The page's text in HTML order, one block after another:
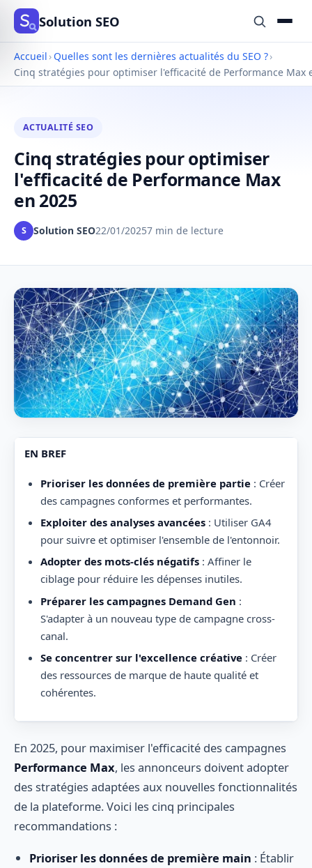
Solution SEO
Accueil › Quelles sont les dernières actualités du SEO ?›
Cinq stratégies pour optimiser l'efficacité de Performance Max
ACTUALITÉ SEO
Cinq stratégies pour optimiser
l'efficacité de Performance Max
en 2025
S Solution SEO22/01/20257 min de lecture
EN BREF
Prioriser les données de première partie: Créer
des campagnes conformes et performantes.
Exploiter des analyses avancées: Utiliser GA4
pour suivre et optimiser l'ensemble de l'entonnoir.
Adopter des mots-clés négatifs: Affiner le
ciblage pour réduire les dépenses inutiles.
Préparer les campagnes Demand Gen :
S'adapter à un nouveau type de campagne cross-
canal.
Se concentrer sur l'excellence créative: Créer
des ressources de marque de haute qualité et
cohérentes.
En 2025, pour maximiser l'efficacité des campagnes
Performance Max, les annonceurs doivent adopter
des stratégies adaptées aux nouvelles fonctionnalités
de la plateforme. Voici les cinq principales
recommandations :
Prioriser les données de première main : Établir